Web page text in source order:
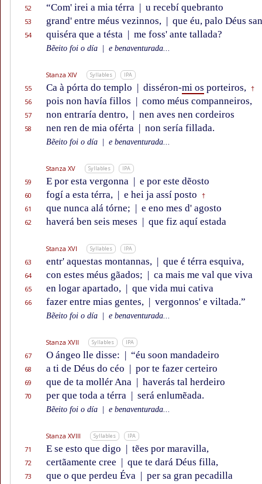
52 “Com' irei a mia térra | u recebí quebranto
53 grand' entre méus vezinnos, | que éu, palo Déus
54 quiséra que a tésta | me foss' ante tallada?
Bẽeito foi o día e benaventurada...
Stanza XIV Syllables IPA
55 Ca à pórta do templo | disséron-mi os porteiros, †
56 pois non havía fillos | como méus companneiros,
57 non entraría dentro, | nen aves nen cordeiros
58 nen ren de mia oférta | non sería fillada.
Bẽeito foi o día e benaventurada...
Stanza XV Syllables IPA
59 E por esta vergonna | e por este dẽosto
60 fogí a esta térra, | e hei ja assí posto †
61 que nunca alá tórne; | e eno mes d' agosto
62 haverá ben seis meses | que fiz aquí estada
Stanza XVI Syllables IPA
63 entr' aquestas montannas, | que é térra esquiva,
64 con estes méus gãados; | ca mais me val que viva
65 en logar apartado, | que vida mui cativa
66 fazer entre mias gentes, | vergonnos' e viltada.”
Bẽeito foi o día e benaventurada...
Stanza XVII Syllables IPA
67 O ángeo lle disse: | “éu soon mandadeiro
68 a ti de Déus do céo | por te fazer certeiro
69 que de ta mollér Ana | haverás tal herdeiro
70 per que toda a térra | será enlumẽada.
Bẽeito foi o día e benaventurada...
Stanza XVIII Syllables IPA
71 E se esto que digo | tẽes por maravilla,
72 certãamente cree | que te dará Déus filla,
73 que o que perdeu Éva | per sa gran pecadilla